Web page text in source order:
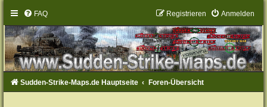
FAQ Anmelden
Registrieren
Sudden-Strike-Maps.de Hauptseite Foren-Übersicht